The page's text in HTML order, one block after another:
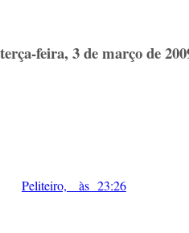
terça-feira, 3 de março de
Peliteiro, às 23:26